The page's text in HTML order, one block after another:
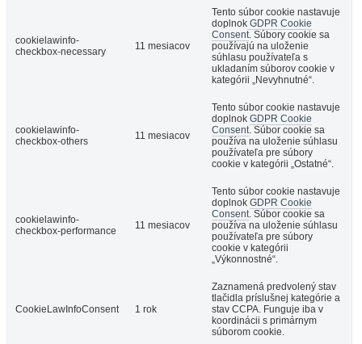
cookielawinfo-
checkbox-necessary
11 mesiacov
Tento súbor cookie nastavuje
doplnok GDPR Cookie
Consent . Súbory cookie sa
používajú na uloženie
súhlasu používateľa s
ukladaním súborov cookie v
kategórii „Nevyhnutné“.
cookielawinfo-
checkbox-others
11 mesiacov
Tento súbor cookie nastavuje
doplnok GDPR Cookie
Consent . Súbor cookie sa
používa na uloženie súhlasu
používateľa pre súbory
cookie v kategórii „Ostatné“.
cookielawinfo-
checkbox-performance
11 mesiacov
Tento súbor cookie nastavuje
doplnok GDPR Cookie
Consent . Súbor cookie sa
používa na uloženie súhlasu
používateľa pre súbory
cookie v kategórii
„Výkonnostné“.
CookieLawInfoConsent 1 rok
Zaznamená predvolený stav
tlačidla príslušnej kategórie a
stav CCPA. Funguje iba v
koordinácii s primárnym
súborom cookie.